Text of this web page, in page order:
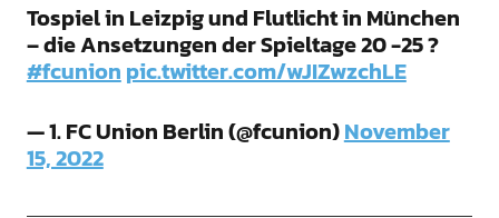
Tospiel in Leizpig und Flutlicht in München
– die Ansetzungen der Spieltage 20 -25 ?
#fcunionpic.twitter.com/wJIZwzchLE
— 1. FC Union Berlin (@fcunion)November
15, 2022